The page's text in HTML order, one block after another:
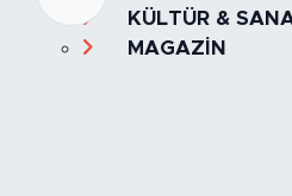
KÜLTÜR &
MAGAZİN